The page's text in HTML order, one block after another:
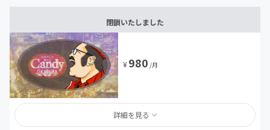
閉鎖いたしました
¥980 /月
詳細を見る